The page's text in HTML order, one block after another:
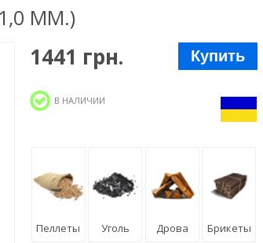
ММ.)
1441 грн. Купить
В НАЛИЧИИ
Пеллеты Уголь Дрова Брикеты